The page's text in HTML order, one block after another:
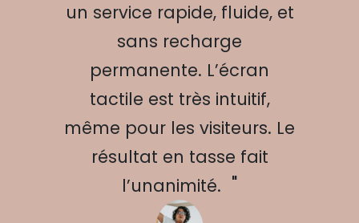
un service rapide, fluide, et
sans recharge
permanente. L’écran
tactile est très intuitif,
même pour les visiteurs. Le
résultat en tasse fait
l’unanimité. "